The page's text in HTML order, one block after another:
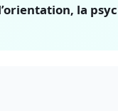
l’orientation, la